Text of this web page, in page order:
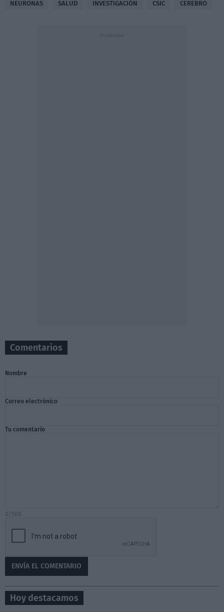
NEURONAS SALUD INVESTIGACIÓN CSIC CEREBRO
Comentarios
Nombre
Correo electrónico
Tu comentario
0/500
Hoy destacamos